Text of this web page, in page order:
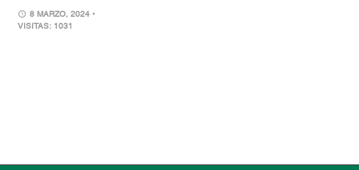
8 MARZO, 2024 •
VISITAS: 1031